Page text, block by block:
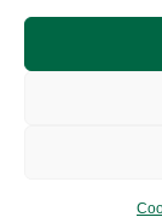
Copyright ©